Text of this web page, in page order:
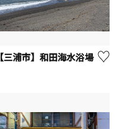
【三浦市】和田海水浴場